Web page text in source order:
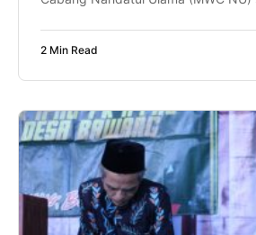
Sempu Kecamatan Limpung, Ahad
Lembaga Ta’mir Masjid […]
2 Min Read